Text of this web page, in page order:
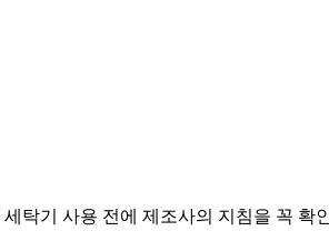
탁기 사용 전에 제조사의 지침을 꼭 확